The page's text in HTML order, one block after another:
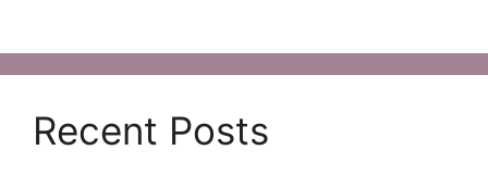
Recent Posts